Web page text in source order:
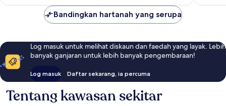
Bandingkan hartanah yang serupa
Log masuk untuk melihat diskaun dan faedah yang layak. Lebih
banyak ganjaran untuk lebih banyak pengembaraan!
Log masuk Daftar sekarang, ia percuma
Tentang kawasan sekitar